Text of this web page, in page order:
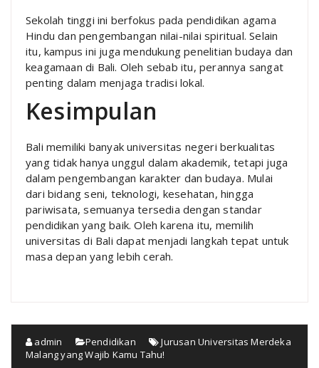
Sekolah tinggi ini berfokus pada pendidikan agama
Hindu dan pengembangan nilai-nilai spiritual. Selain
itu, kampus ini juga mendukung penelitian budaya dan
keagamaan di Bali. Oleh sebab itu, perannya sangat
penting dalam menjaga tradisi lokal.
Kesimpulan
Bali memiliki banyak universitas negeri berkualitas
yang tidak hanya unggul dalam akademik, tetapi juga
dalam pengembangan karakter dan budaya. Mulai
dari bidang seni, teknologi, kesehatan, hingga
pariwisata, semuanya tersedia dengan standar
pendidikan yang baik. Oleh karena itu, memilih
universitas di Bali dapat menjadi langkah tepat untuk
masa depan yang lebih cerah.
admin Pendidikan
Jurusan Universitas Merdeka
Malang yang Wajib Kamu Tahu!